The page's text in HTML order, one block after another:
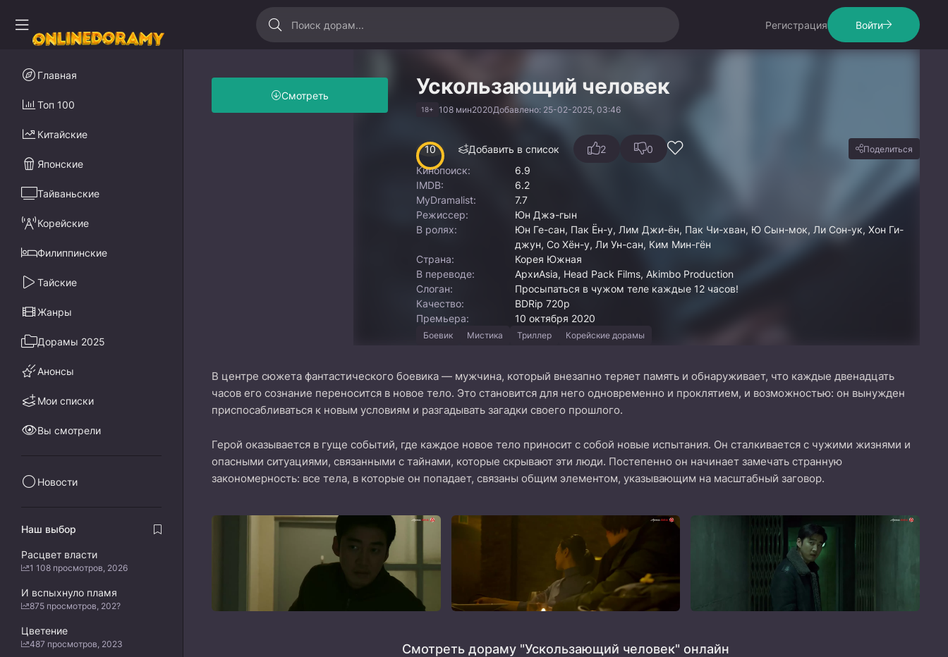
Регистрация Войти
Ускользающий человек
18+ 108 мин2020Добавлено: 25-02-2025, 03:46
Смотреть
10 Добавить в список 2 0 Поделиться
Кинопоиск:
6.9
IMDB:
6.2
MyDramalist:
7.7
Режиссер:
Юн Джэ-гын
В ролях:
Юн Ге-сан, Пак Ён-у, Лим Джи-ён, Пак Чи-хван, Ю Сын-мок, Ли Сон-ук, Хон Ги-
джун, Со Хён-у, Ли Ун-сан, Ким Мин-гён
Страна:
Корея Южная
В переводе:
АрхиAsia, Head Pack Films, Akimbo Production
Слоган:
Просыпаться в чужом теле каждые 12 часов!
Качество:
BDRip 720p
Премьера:
10 октября 2020
Боевик Мистика Триллер Корейские дорамы
В центре сюжета фантастического боевика — мужчина, который внезапно теряет память и обнаруживает, что каждые двенадцать
часов его сознание переносится в новое тело. Это становится для него одновременно и проклятием, и возможностью: он вынужден
приспосабливаться к новым условиям и разгадывать загадки своего прошлого.
Герой оказывается в гуще событий, где каждое новое тело приносит с собой новые испытания. Он сталкивается с чужими жизнями и
опасными ситуациями, связанными с тайнами, которые скрывают эти люди. Постепенно он начинает замечать странную
закономерность: все тела, в которые он попадает, связаны общим элементом, указывающим на масштабный заговор.
Смотреть дораму "Ускользающий человек" онлайн
Главная
Топ 100
Китайские
Японские
Тайваньские
Корейские
Филиппинские
Тайские
Жанры
Дорамы 2025
Анонсы
Мои списки
Вы смотрели
Новости
Наш выбор
Расцвет власти
1 108 просмотров, 2026
И вспыхнуло пламя
875 просмотров, 202?
Цветение
487 просмотров, 2023